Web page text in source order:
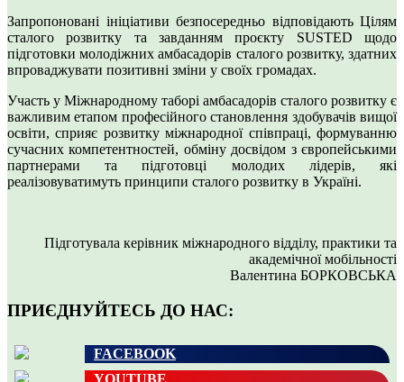
Запропоновані ініціативи безпосередньо відповідають Цілям
сталого розвитку та завданням проєкту SUSTED щодо
підготовки молодіжних амбасадорів сталого розвитку, здатних
впроваджувати позитивні зміни у своїх громадах.
Участь у Міжнародному таборі амбасадорів сталого розвитку є
важливим етапом професійного становлення здобувачів вищої
освіти, сприяє розвитку міжнародної співпраці, формуванню
сучасних компетентностей, обміну досвідом з європейськими
партнерами та підготовці молодих лідерів, які
реалізовуватимуть принципи сталого розвитку в Україні.
Підготувала керівник міжнародного відділу, практики та
академічної мобільності
Валентина БОРКОВСЬКА
ПРИЄДНУЙТЕСЬ ДО НАС:
FACEBOOK
YOUTUBE